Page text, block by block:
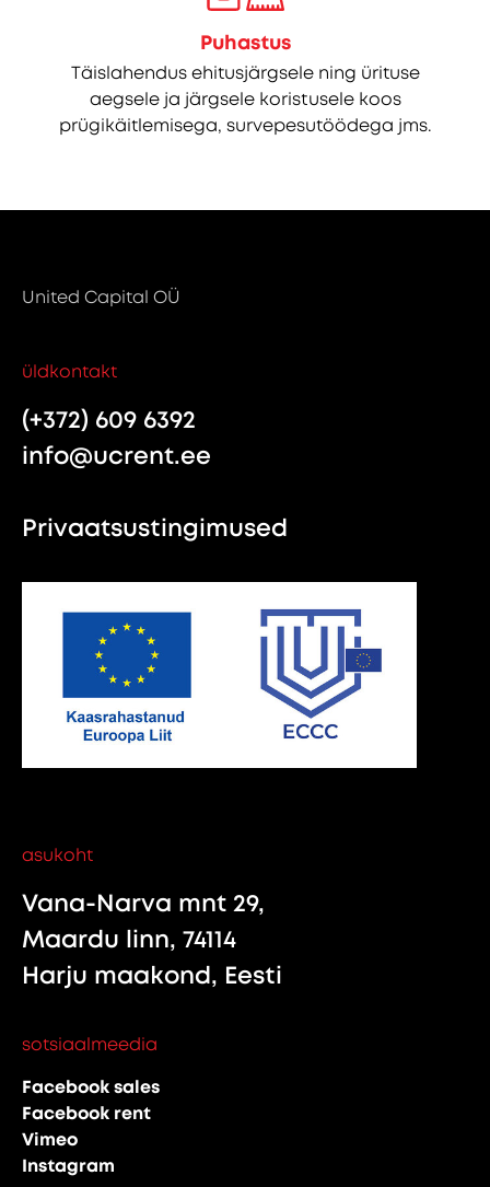
Puhastus
Täislahendus ehitusjärgsele ning ürituse
aegsele ja järgsele koristusele koos
prügikäitlemisega, survepesutöödega jms.
United Capital OÜ
üldkontakt
(+372) 609 6392
info@ucrent.ee
Privaatsustingimused
asukoht
Vana-Narva mnt 29,
Maardu linn, 74114
Harju maakond, Eesti
sotsiaalmeedia
Facebook sales
Facebook rent
Vimeo
Instagram